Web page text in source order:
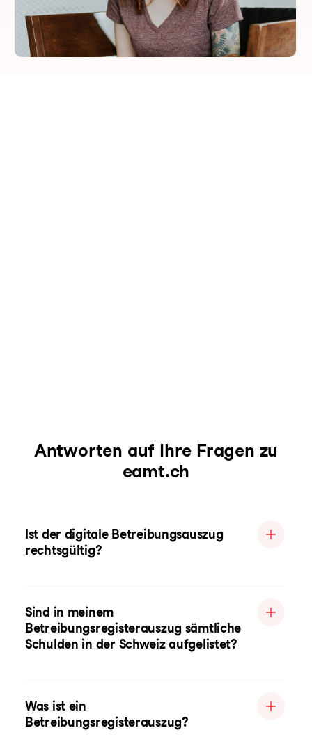
Antworten auf Ihre Fragen zu
eamt.ch
Ist der digitale Betreibungsauszug
rechtsgültig?
Sind in meinem
Betreibungsregisterauszug sämtliche
Schulden in der Schweiz aufgelistet?
Was ist ein
Betreibungsregisterauszug?